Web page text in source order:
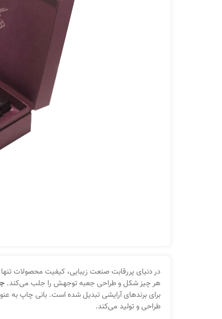
در دنیای پررقابت صنعت زیبایی، کیفیت محصولات
هر چیز شکل و طراحی جعبه توجهش را جلب می‌کند.
برای برندهای آرایشی تبدیل شده است. بانی چاپ به
طراحی و تولید می‌کند.